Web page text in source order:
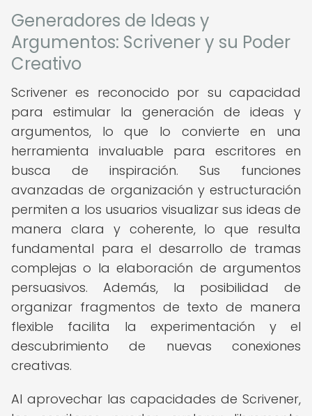
Generadores de Ideas y
Argumentos: Scrivener y su Poder
Creativo
Scrivener es reconocido por su capacidad
para estimular la generación de ideas y
argumentos, lo que lo convierte en una
herramienta invaluable para escritores en
busca de inspiración. Sus funciones
avanzadas de organización y estructuración
permiten a los usuarios visualizar sus ideas de
manera clara y coherente, lo que resulta
fundamental para el desarrollo de tramas
complejas o la elaboración de argumentos
persuasivos. Además, la posibilidad de
organizar fragmentos de texto de manera
flexible facilita la experimentación y el
descubrimiento de nuevas conexiones
creativas.
Al aprovechar las capacidades de Scrivener,